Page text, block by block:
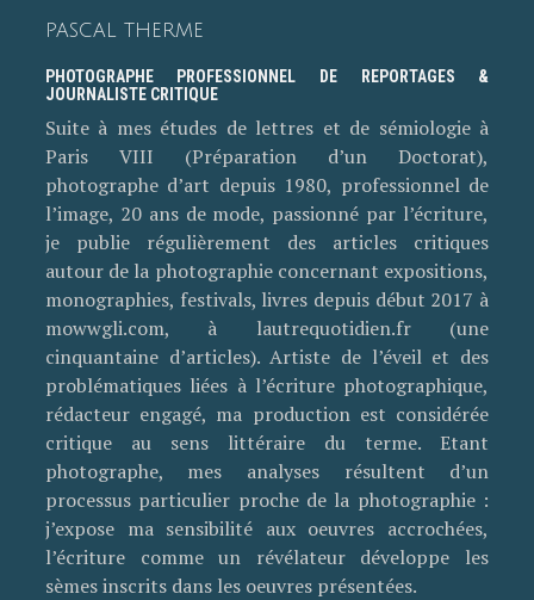
PASCAL THERME
PHOTOGRAPHE PROFESSIONNEL DE REPORTAGES &
JOURNALISTE CRITIQUE
Suite à mes études de lettres et de sémiologie à
Paris VIII (Préparation d’un Doctorat),
photographe d’art depuis 1980, professionnel de
l’image, 20 ans de mode, passionné par l’écriture,
je publie régulièrement des articles critiques
autour de la photographie concernant expositions,
monographies, festivals, livres depuis début 2017 à
mowwgli.com, à lautrequotidien.fr (une
cinquantaine d’articles). Artiste de l’éveil et des
problématiques liées à l’écriture photographique,
rédacteur engagé, ma production est considérée
critique au sens littéraire du terme. Etant
photographe, mes analyses résultent d’un
processus particulier proche de la photographie :
j’expose ma sensibilité aux oeuvres accrochées,
l’écriture comme un révélateur développe les
sèmes inscrits dans les oeuvres présentées.